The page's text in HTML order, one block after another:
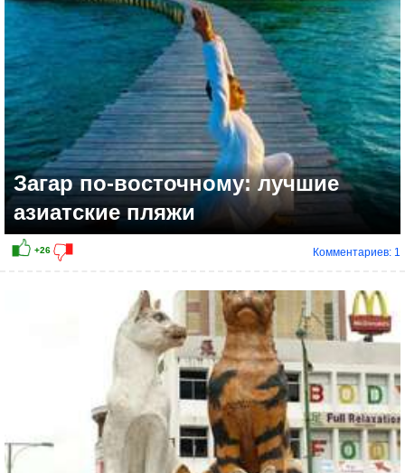
+11
Загар по-восточному: лучшие
азиатские пляжи
Комментариев: 1